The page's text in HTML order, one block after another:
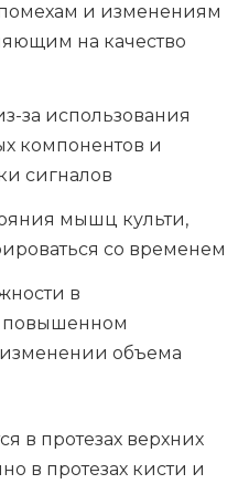
помехам и изменениям
на качество
за использования
компонентов и
сигналов
мышц культи,
со временем
в
повышенном
объема
в протезах верхних
в протезах кисти и